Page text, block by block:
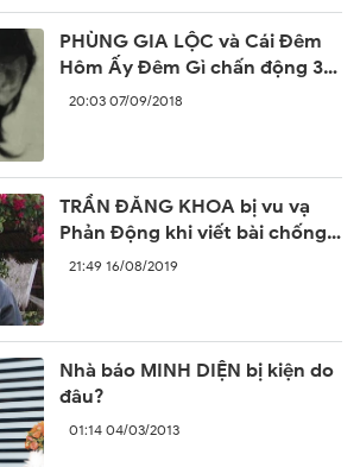
PHÙNG GIA LỘC và Cái Đêm
Hôm Ấy Đêm Gì chấn động 30
năm trước
20:03 07/09/2018
TRẦN ĐĂNG KHOA bị vu vạ
Phản Động khi viết bài chống
lại sự ngang ngược của Trung
21:49 16/08/2019
Nhà báo MINH DIỆN bị kiện do
đâu?
01:14 04/03/2013